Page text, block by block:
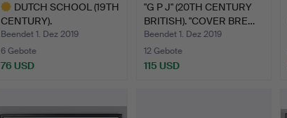
DUTCH SCHOOL (19TH
CENTURY).
INNENSZENE.
Beendet 1. Dez 2019
6 Gebote
76 USD
"G P J" (20TH CENTURY
BRITISH). "COVER BRE…
Beendet 1. Dez 2019
12 Gebote
115 USD